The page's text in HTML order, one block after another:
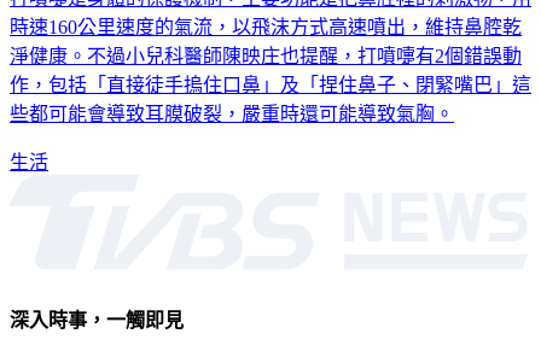
時速160公里速度的氣流，以飛沫方式高速噴出，維持鼻腔乾
淨健康。不過小兒科醫師陳映庄也提醒，打噴嚏有2個錯誤動
作，包括「直接徒手摀住口鼻」及「捏住鼻子、閉緊嘴巴」這
些都可能會導致耳膜破裂，嚴重時還可能導致氣胸。
生活
深入時事，一觸即見